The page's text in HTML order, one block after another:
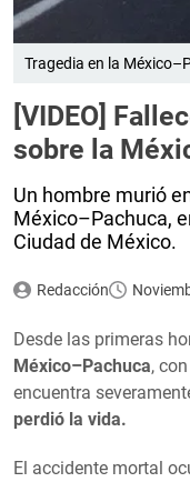
Tragedia en la
[VIDEO]
sobre la
Un hombre murió
México–Pachuca,
Ciudad de México.
Redacción
Desde las primeras
México–Pachuca,
encuentra
perdió la vida.
El accidente mortal